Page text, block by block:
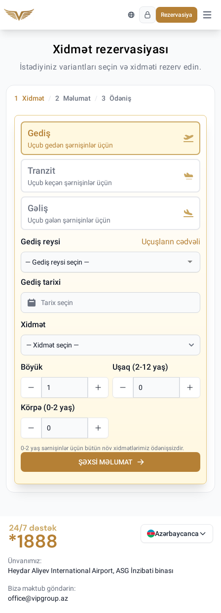
Rezervasiya
Əsas
Xidmət rezervasiyası
İstədiyiniz variantları seçin və xidməti rezerv edin.
1 Xidmət 2 Məlumat 3 Ödəniş
Gediş
Uçub gedən şərnişinlər üçün
Tranzit
Uçub keçən şərnişinlər üçün
Gəliş
Uçub gələn şərnişinlər üçün
Gediş reysi Uçuşların cədvəli
Gediş tarixi
Xidmət
Böyük Uşaq (2-12 yaş)
Körpə (0-2 yaş)
0-2 yaş sərnişinlər üçün bütün növ xidmətlərimiz ödənişsizdir.
ŞƏXSI MƏLUMAT
Azərbaycanca
Ünvanımız:
Heydar Aliyev International Airport, ASG İnzibati binası
Bizə məktub göndərin:
office@vipgroup.az